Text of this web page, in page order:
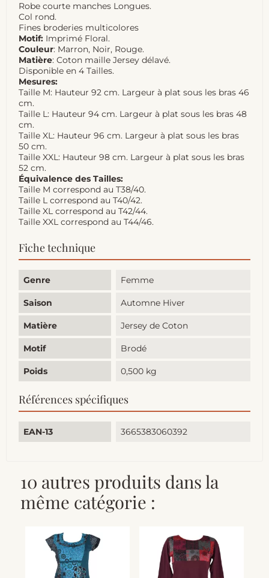
Robe courte manches Longues.
Col rond.
Fines broderies multicolores
Motif: Imprimé Floral.
Couleur: Marron, Noir, Rouge.
Matière: Coton maille Jersey délavé.
Disponible en 4 Tailles.
Mesures:
Taille M: Hauteur 92 cm. Largeur à plat sous les bras 46
cm.
Taille L: Hauteur 94 cm. Largeur à plat sous les bras 48
cm.
Taille XL: Hauteur 96 cm. Largeur à plat sous les bras
50 cm.
Taille XXL: Hauteur 98 cm. Largeur à plat sous les bras
52 cm.
Équivalence des Tailles:
Taille M correspond au T38/40.
Taille L correspond au T40/42.
Taille XL correspond au T42/44.
Taille XXL correspond au T44/46.
Fiche technique
Genre Femme
Saison Automne Hiver
Matière Jersey de Coton
Motif Brodé
Poids 0,500 kg
Références spécifiques
EAN-13 3665383060392
10 autres produits dans la
même catégorie :